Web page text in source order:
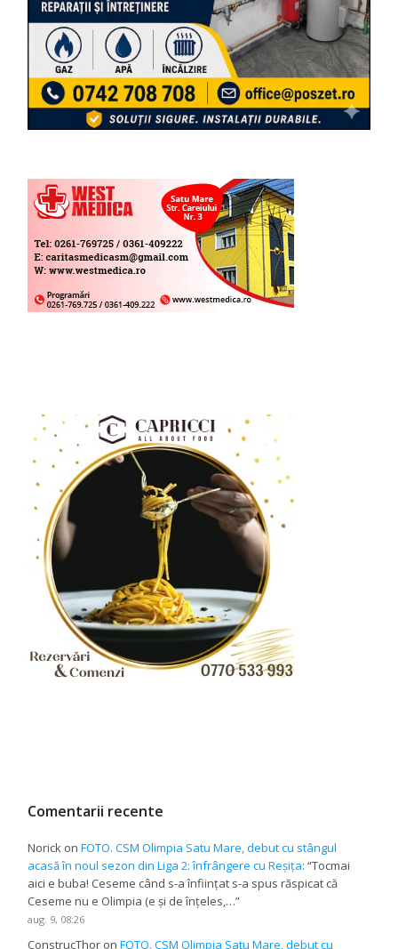
Comentarii recente
Norick onFOTO. CSM Olimpia Satu Mare, debut cu stângul
acasă în noul sezon din Liga 2: înfrângere cu Reșița: “Tocmai
aici e buba! Ceseme când s-a înființat s-a spus răspicat că
Ceseme nu e Olimpia (e și de înțeles,…”
aug. 9, 08:26
ConstrucThor onFOTO. CSM Olimpia Satu Mare, debut cu